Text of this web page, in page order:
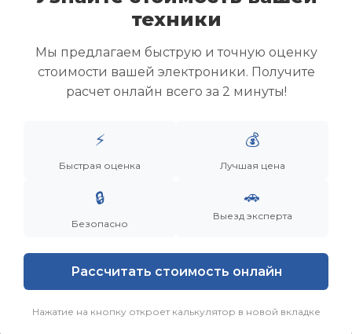
Скупка ноутбуков
Скупка ультрабуков
Скупка игровых ноутбуков
Скупка рабочих ноутбуков
Скупка старых ноутбуков (б/у)
Заказать Смотреть еще
техники
Мы предлагаем быструю и точную оценку
стоимости вашей электроники. Получите
расчет онлайн всего за 2 минуты!
⚡
Быстрая оценка
💰
Лучшая цена
🔒
Безопасно
🚗
Выезд эксперта
Рассчитать стоимость онлайн
Нажатие на кнопку откроет калькулятор в новой вкладке